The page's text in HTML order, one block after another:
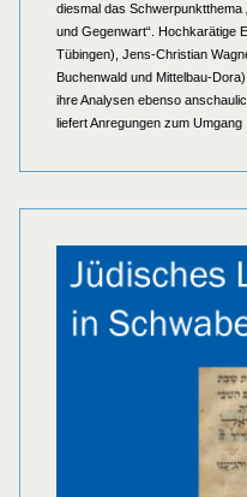
diesmal das
und Gegenwart“. Hochkarätige
Tübingen), Jens-Christian
Buchenwald und Mittelbau-
ihre Analysen ebenso
liefert Anregungen zum Umgang